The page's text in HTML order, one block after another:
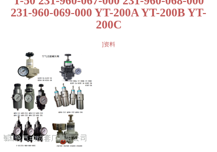
231-960-069-000 YT-200A YT-200B YT-
200C
]资料